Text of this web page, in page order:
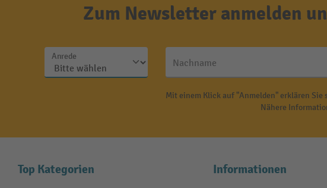
Zum Newsletter anmelden
Anrede
Nachname
Mit einem Klick auf "Anmelden" erklären Sie
Nähere
Top Kategorien Informationen